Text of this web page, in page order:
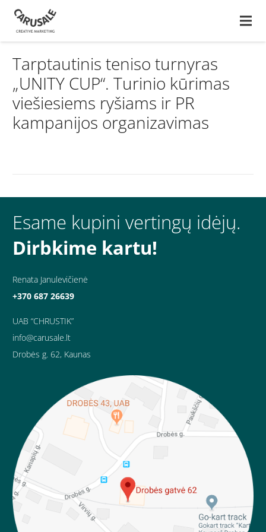
Tarptautinis teniso turnyras
„UNITY CUP“. Turinio kūrimas
viešiesiems ryšiams ir PR
kampanijos organizavimas
Esame kupini vertingų idėjų.
Dirbkime kartu!
Renata Janulevičienė
+370 687 26639
UAB “CHRUSTIK”
info@carusale.lt
Drobės g. 62, Kaunas